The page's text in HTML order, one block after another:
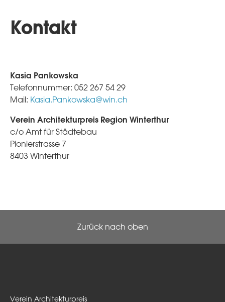
Kontakt
Kasia Pankowska
Telefonnummer: 052 267 54 29
Mail: Kasia.Pankowska@win.ch
Verein Architekturpreis Region Winterthur
c/o Amt für Städtebau
Pionierstrasse 7
8403 Winterthur
Zurück nach oben
Verein Architekturpreis